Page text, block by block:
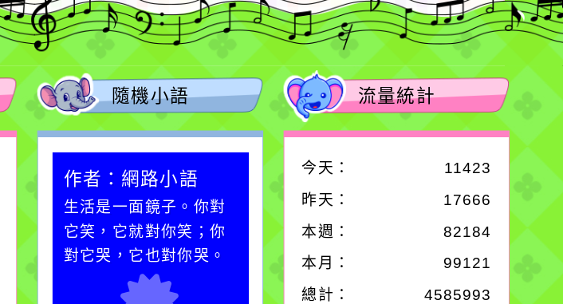
隨機小語
污
作者：網路小語
生活是一面鏡子。你對
它笑，它就對你笑；你
對它哭，它也對你哭。
作者：網路小語
在實現理想的路途中，
必須排除一切干擾，特
別是要看清那些美麗的
流量統計
今天： 11423
昨天： 17666
本週：
82184
本月：
99121
總計：
4585993